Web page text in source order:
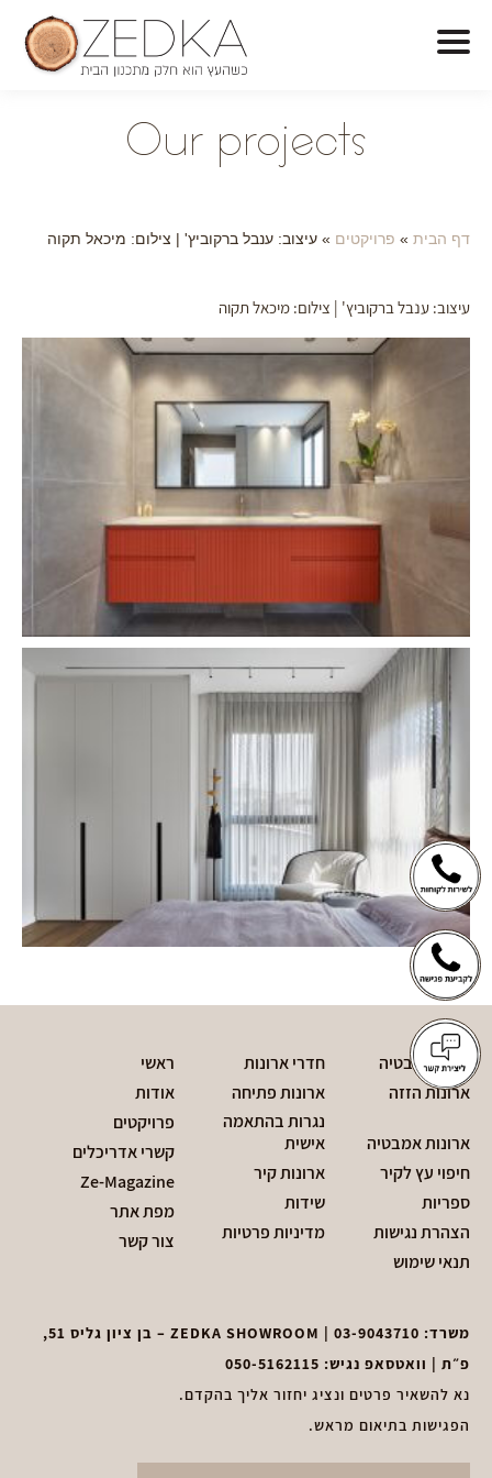
Our projects
דף הבית » פרויקטים » עיצוב: ענבל ברקוביץ' | צילום: מיכאל תקוה
עיצוב: ענבל ברקוביץ' | צילום: מיכאל תקוה
חדרי אמבטיה
חדרי ארונות
ארונות הזזה
ארונות פתיחה
ארונות אמבטיה
נגרות בהתאמה
אישית
חיפוי עץ לקיר
ארונות קיר
ספריות
שידות
הצהרת נגישות
מדיניות פרטיות
תנאי שימוש
ראשי
אודות
פרויקטים
קשרי אדריכלים
Ze-Magazine
מפת אתר
צור קשר
משרד: 03-9043710
| ZEDKA SHOWROOM – בן ציון גליס 51,
פ״ת | וואטסאפ נגיש: 050-5162115
נא להשאיר פרטים ונציג יחזור אליך בהקדם.
הפגישות בתיאום מראש.